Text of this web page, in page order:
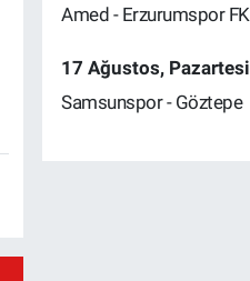
Amed - Erzurumspor FK
17 Ağustos, Pazartesi
Samsunspor - Göztepe